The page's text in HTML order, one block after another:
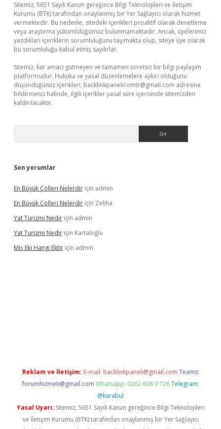
Sitemiz, 5651 Sayılı Kanun gereğince Bilgi Teknolojileri ve İletişim
Kurumu (BTK) tarafından onaylanmış bir Yer Sağlayıcı olarak hizmet
vermektedir. Bu nedenle, sitedeki içerikleri proaktif olarak denetleme
veya araştırma yükümlülüğümüz bulunmamaktadır. Ancak, üyelerimiz
yazdıkları içeriklerin sorumluluğunu taşımakta olup, siteye üye olarak
bu sorumluluğu kabul etmiş sayılırlar.
Sitemiz, kar amacı gütmeyen ve tamamen ücretsiz bir bilgi paylaşım
platformudur. Hukuka ve yasal düzenlemelere aykırı olduğunu
düşündüğünüz içerikleri, backlinkpanelicomtr@gmail.com adresine
bildirmeniz halinde, ilgili içerikler yasal süre içerisinde sitemizden
kaldırılacaktır.
Son yorumlar
En Büyük Çölleri Nelerdir için admin
En Büyük Çölleri Nelerdir için Zeliha
Yat Turizmi Nedir için admin
Yat Turizmi Nedir için Kartaloğlu
Miş Eki Hangi Ektir için admin
Reklam ve İletişim: E-mail: backlinkpaneli@gmail.com Teams:
forumhizmeti@gmail.com Whatsapp: 0262 606 0 726 Telegram:
@karabul
Yasal Uyarı: Sitemiz, 5651 Sayılı Kanun gereğince Bilgi Teknolojileri
ve İletişim Kurumu (BTK) tarafından onaylanmış bir Yer Sağlayıcı